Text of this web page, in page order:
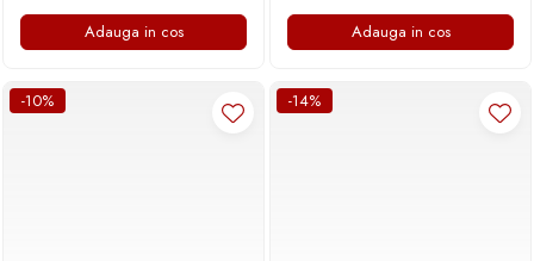
Adauga in cos Adauga in cos
-10% -14%